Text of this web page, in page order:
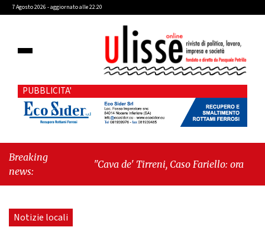
7 Agosto 2026 - aggiornato alle 22:20
PUBBLICITA'
Breaking
news:
"Cava de' Tirreni, Caso Fariello: ora torniamo
Notizie locali